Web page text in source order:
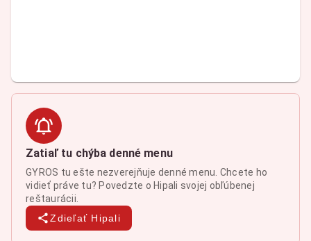
Zatiaľ tu chýba denné menu
GYROS tu ešte nezverejňuje denné menu. Chcete ho
vidieť práve tu? Povedzte o Hipali svojej obľúbenej
reštaurácii.
Zdieľať Hipali